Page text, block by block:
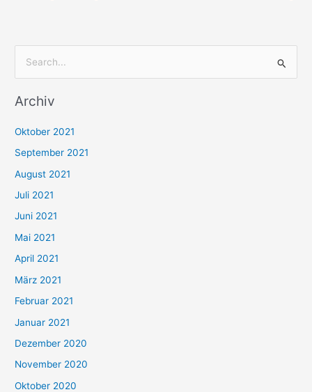
c
n
n
a
c
h
:
Archiv
Oktober 2021
September 2021
August 2021
Juli 2021
Juni 2021
Mai 2021
April 2021
März 2021
Februar 2021
Januar 2021
Dezember 2020
November 2020
Oktober 2020